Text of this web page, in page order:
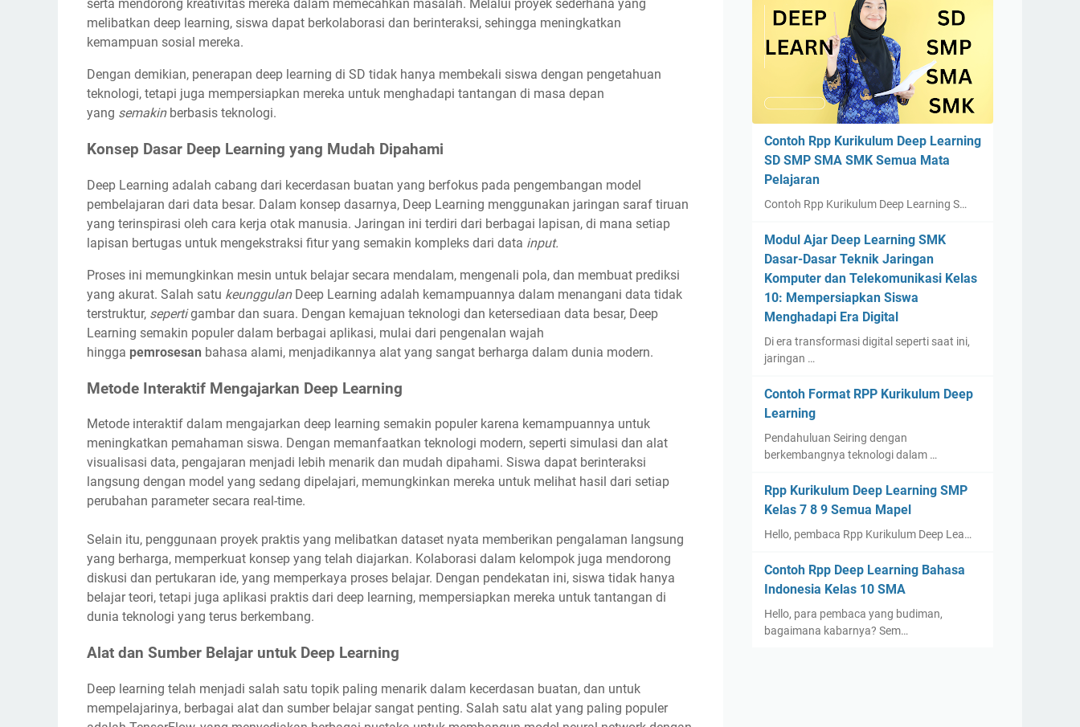
serta mendorong kreativitas mereka dalam memecahkan masalah. Melalui proyek sederhana yang
melibatkan deep learning, siswa dapat berkolaborasi dan berinteraksi, sehingga meningkatkan
kemampuan sosial mereka.
Dengan demikian, penerapan deep learning di SD tidak hanya membekali siswa dengan pengetahuan
teknologi, tetapi juga mempersiapkan mereka untuk menghadapi tantangan di masa depan
yang semakinberbasis teknologi.
Konsep Dasar Deep Learning yang Mudah Dipahami
Deep Learning adalah cabang dari kecerdasan buatan yang berfokus pada pengembangan model
pembelajaran dari data besar. Dalam konsep dasarnya, Deep Learning menggunakan jaringan saraf tiruan
yang terinspirasi oleh cara kerja otak manusia. Jaringan ini terdiri dari berbagai lapisan, di mana setiap
lapisan bertugas untuk mengekstraksi fitur yang semakin kompleks dari data input.
Proses ini memungkinkan mesin untuk belajar secara mendalam, mengenali pola, dan membuat prediksi
yang akurat. Salah satu keunggulanDeep Learning adalah kemampuannya dalam menangani data tidak
terstruktur, sepertigambar dan suara. Dengan kemajuan teknologi dan ketersediaan data besar, Deep
Learning semakin populer dalam berbagai aplikasi, mulai dari pengenalan wajah
hingga pemrosesan bahasa alami, menjadikannya alat yang sangat berharga dalam dunia modern.
Metode Interaktif Mengajarkan Deep Learning
Metode interaktif dalam mengajarkan deep learning semakin populer karena kemampuannya untuk
meningkatkan pemahaman siswa. Dengan memanfaatkan teknologi modern, seperti simulasi dan alat
visualisasi data, pengajaran menjadi lebih menarik dan mudah dipahami. Siswa dapat berinteraksi
langsung dengan model yang sedang dipelajari, memungkinkan mereka untuk melihat hasil dari setiap
perubahan parameter secara real-time.
Selain itu, penggunaan proyek praktis yang melibatkan dataset nyata memberikan pengalaman langsung
yang berharga, memperkuat konsep yang telah diajarkan. Kolaborasi dalam kelompok juga mendorong
diskusi dan pertukaran ide, yang memperkaya proses belajar. Dengan pendekatan ini, siswa tidak hanya
belajar teori, tetapi juga aplikasi praktis dari deep learning, mempersiapkan mereka untuk tantangan di
dunia teknologi yang terus berkembang.
Alat dan Sumber Belajar untuk Deep Learning
Deep learning telah menjadi salah satu topik paling menarik dalam kecerdasan buatan, dan untuk
mempelajarinya, berbagai alat dan sumber belajar sangat penting. Salah satu alat yang paling populer
Contoh Rpp Kurikulum Deep Learning
SD SMP SMA SMK Semua Mata
Pelajaran
Contoh Rpp Kurikulum Deep Learning S…
Modul Ajar Deep Learning SMK
Dasar-Dasar Teknik Jaringan
Komputer dan Telekomunikasi Kelas
10: Mempersiapkan Siswa
Menghadapi Era Digital
Di era transformasi digital seperti saat ini,
jaringan …
Contoh Format RPP Kurikulum Deep
Learning
Pendahuluan Seiring dengan
berkembangnya teknologi dalam …
Rpp Kurikulum Deep Learning SMP
Kelas 7 8 9 Semua Mapel
Hello, pembaca Rpp Kurikulum Deep Lea…
Contoh Rpp Deep Learning Bahasa
Indonesia Kelas 10 SMA
Hello, para pembaca yang budiman,
bagaimana kabarnya? Sem…